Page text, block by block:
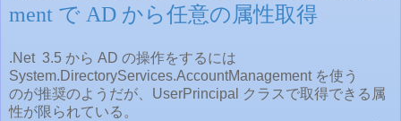
ment で AD から任意の属性取得
.Net 3.5 から AD の操作をするには
System.DirectoryServices.AccountManagement を使う
のが推奨のようだが、UserPrincipal クラスで取得できる属
性が限られている。